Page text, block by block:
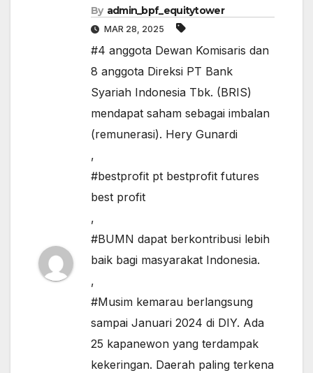
By admin_bpf_equitytower
MAR 28, 2025
#4 anggota Dewan Komisaris dan
8 anggota Direksi PT Bank
Syariah Indonesia Tbk. (BRIS)
mendapat saham sebagai imbalan
(remunerasi). Hery Gunardi
,
#bestprofit pt bestprofit futures
best profit
,
#BUMN dapat berkontribusi lebih
baik bagi masyarakat Indonesia.
,
#Musim kemarau berlangsung
sampai Januari 2024 di DIY. Ada
25 kapanewon yang terdampak
kekeringan. Daerah paling terkena